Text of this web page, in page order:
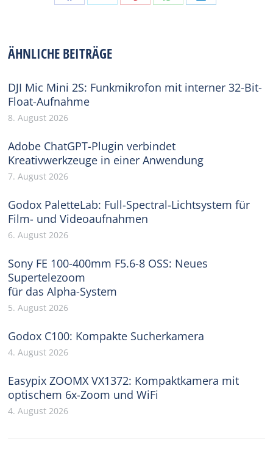
Share Share Share Share Share
ÄHNLICHE BEITRÄGE
DJI Mic Mini 2S: Funkmikrofon mit interner 32-Bit-
Float-Aufnahme
8. August 2026
Adobe ChatGPT-Plugin verbindet
Kreativwerkzeuge in einer Anwendung
7. August 2026
Godox PaletteLab: Full-Spectral-Lichtsystem für
Film- und Videoaufnahmen
6. August 2026
Sony FE 100-400mm F5.6-8 OSS: Neues
Supertelezoom
für das Alpha-System
5. August 2026
Godox C100: Kompakte Sucherkamera
4. August 2026
Easypix ZOOMX VX1372: Kompaktkamera mit
optischem 6x-Zoom und WiFi
4. August 2026